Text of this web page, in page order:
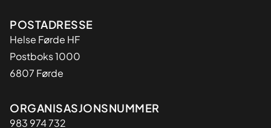
Adresse
POSTADRESSE
Helse Førde HF
Postboks 1000
6807 Førde
Organisasjon
ORGANISASJONSNUMMER
983 974 732